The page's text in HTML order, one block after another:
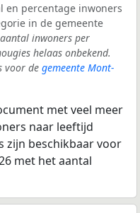
en percentage inwoners
in de gemeente
inwoners per
helaas onbekend.
voor de gemeente Mont-
met veel meer
naar leeftijd
zijn beschikbaar voor
met het aantal